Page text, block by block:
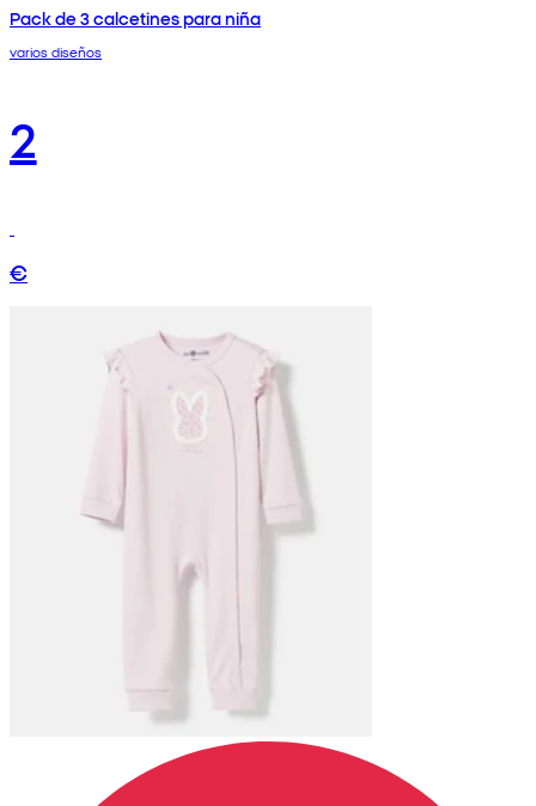
Pack de 3 calcetines para niña
varios diseños
2
€